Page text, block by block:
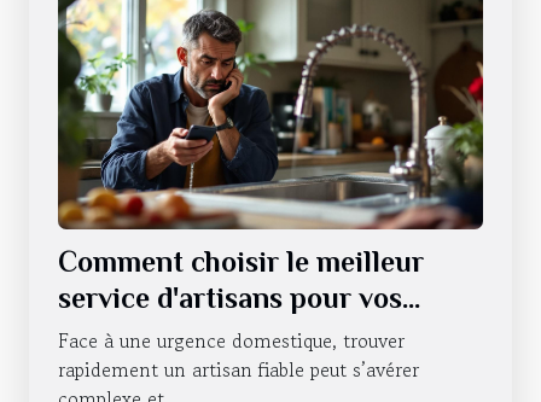
Comment choisir le meilleur
service d'artisans pour vos
urgences domestiques ?
Face à une urgence domestique, trouver
rapidement un artisan fiable peut s’avérer